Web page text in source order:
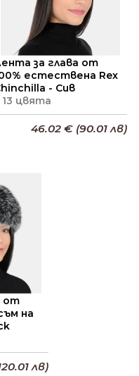
за глава от
естествена Rex
- Сив
13 цвята
46.02 € (90.01 лв)
от
на
лв)